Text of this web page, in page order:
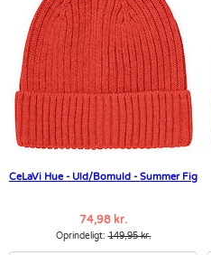
CeLaVi Hue - Uld/Bomuld - Summer Fig
74,98 kr.
Oprindeligt:149,95 kr.